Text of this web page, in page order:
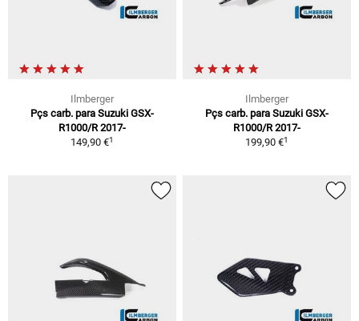
Ilmberger
Pçs carb. para Suzuki GSX-
R1000/R 2017-
149,90 €1
Ilmberger
Pçs carb. para Suzuki GSX-
R1000/R 2017-
199,90 €1